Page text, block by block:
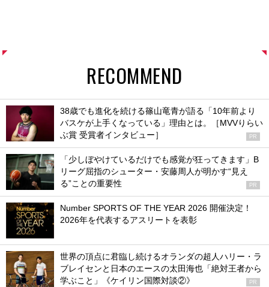
RECOMMEND
38歳でも進化を続ける篠山竜青が語る「10年前より
バスケが上手くなっている」理由とは。［MVVりらい
ぶ賞 受賞者インタビュー］
PR
「少しぼやけているだけでも感覚が狂ってきます」B
リーグ屈指のシューター・安藤周人が明かす“見え
る”ことの重要性
PR
Number SPORTS OF THE YEAR 2026 開催決定！
2026年を代表するアスリートを表彰
世界の頂点に君臨し続けるオランダの超人ハリー・ラ
ブレイセンと日本のエースの太田海也「絶対王者から
学ぶこと」《ケイリン国際対談②》
PR